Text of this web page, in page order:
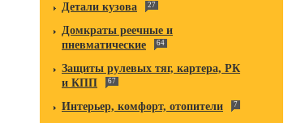
Детали кузова 27
Домкраты реечные и
пневматические
64
Защиты рулевых тяг, картера, РК
и КПП
67
Интерьер, комфорт, отопители 7